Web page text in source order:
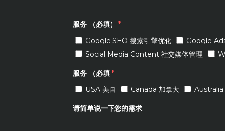
服务 （必填）
*
Google SEO 搜索引擎优化
Google
Social Media Content 社交媒体管理
服务 （必填 *
USA 美国
Canada 加拿大 Australia
请简单说一下您的需求